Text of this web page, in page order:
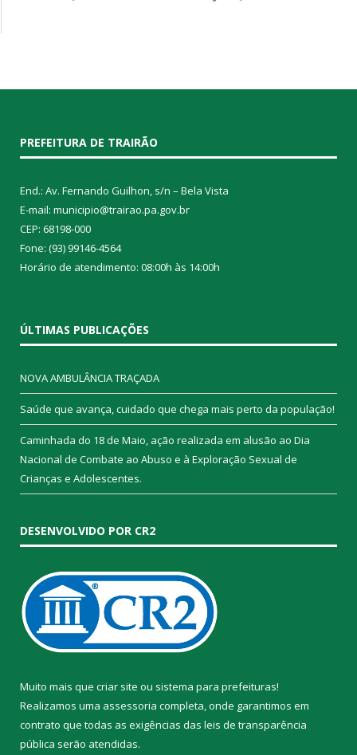
PREFEITURA DE TRAIRÃO
End.: Av. Fernando Guilhon, s/n – Bela Vista
E-mail: municipio@trairao.pa.gov.br
CEP: 68198-000
Fone: (93) 99146-4564
Horário de atendimento: 08:00h às 14:00h
ÚLTIMAS PUBLICAÇÕES
NOVA AMBULÂNCIA TRAÇADA
Saúde que avança, cuidado que chega mais perto da população!
Caminhada do 18 de Maio, ação realizada em alusão ao Dia
Nacional de Combate ao Abuso e à Exploração Sexual de
Crianças e Adolescentes.
DESENVOLVIDO POR CR2
Muito mais que criar site ou sistema para prefeituras!
Realizamos uma assessoria completa, onde garantimos em
contrato que todas as exigências das leis de transparência
pública serão atendidas.